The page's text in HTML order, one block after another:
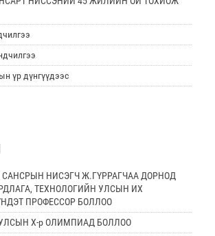
үр дүнгүүдээс
НИСЭГЧ Ж.ГҮРРАГЧАА ДОРНОД
ТЕХНОЛОГИЙН УЛСЫН ИХ
ПРОФЕССОР БОЛЛОО
Х-р ОЛИМПИАД БОЛЛОО